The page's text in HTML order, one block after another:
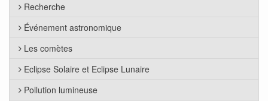
Recherche
Événement astronomique
Les comètes
Eclipse Solaire et Eclipse Lunaire
Pollution lumineuse